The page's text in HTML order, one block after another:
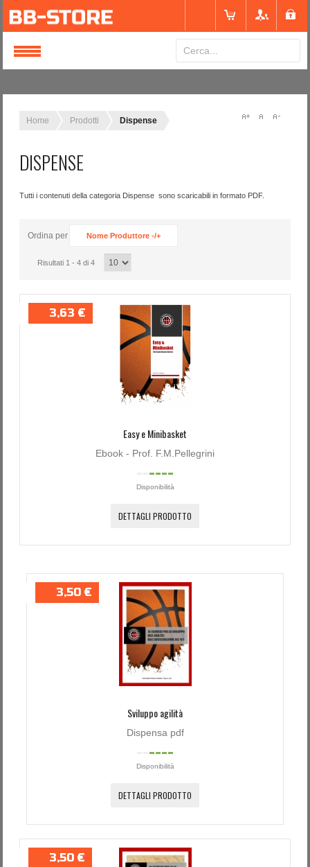
Home Prodotti Dispense
DISPENSE
Tutti i contenuti della categoria Dispense sono scaricabili in formato PDF.
Ordina per Nome Produttore -/+
Risultati 1 - 4 di 4
3,63 €
Easy e Minibasket
Ebook - Prof. F.M.Pellegrini
Disponibilità
DETTAGLI PRODOTTO
3,50 €
Sviluppo agilità
Dispensa pdf
Disponibilità
DETTAGLI PRODOTTO
3,50 €
Login
Nome utente
Ricordami
Password dimenticata?
Nome utente dimenticato?